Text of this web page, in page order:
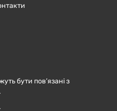
бути пов’язані з